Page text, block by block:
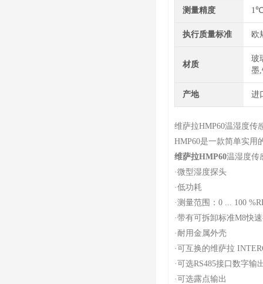
测量精度
执行质量标准 欧
材质
玻
墨
产地 进
维萨拉HMP60温湿度传
HMP60是一款简单实用
维萨拉HMP60温湿度传
·微型湿度探头
·低功耗
·测量范围：0 ... 100
·带有可拆卸标准M8快
· 耐用金属外壳
·可互换的维萨拉
·可选RS485接口数字输
·可选露点输出